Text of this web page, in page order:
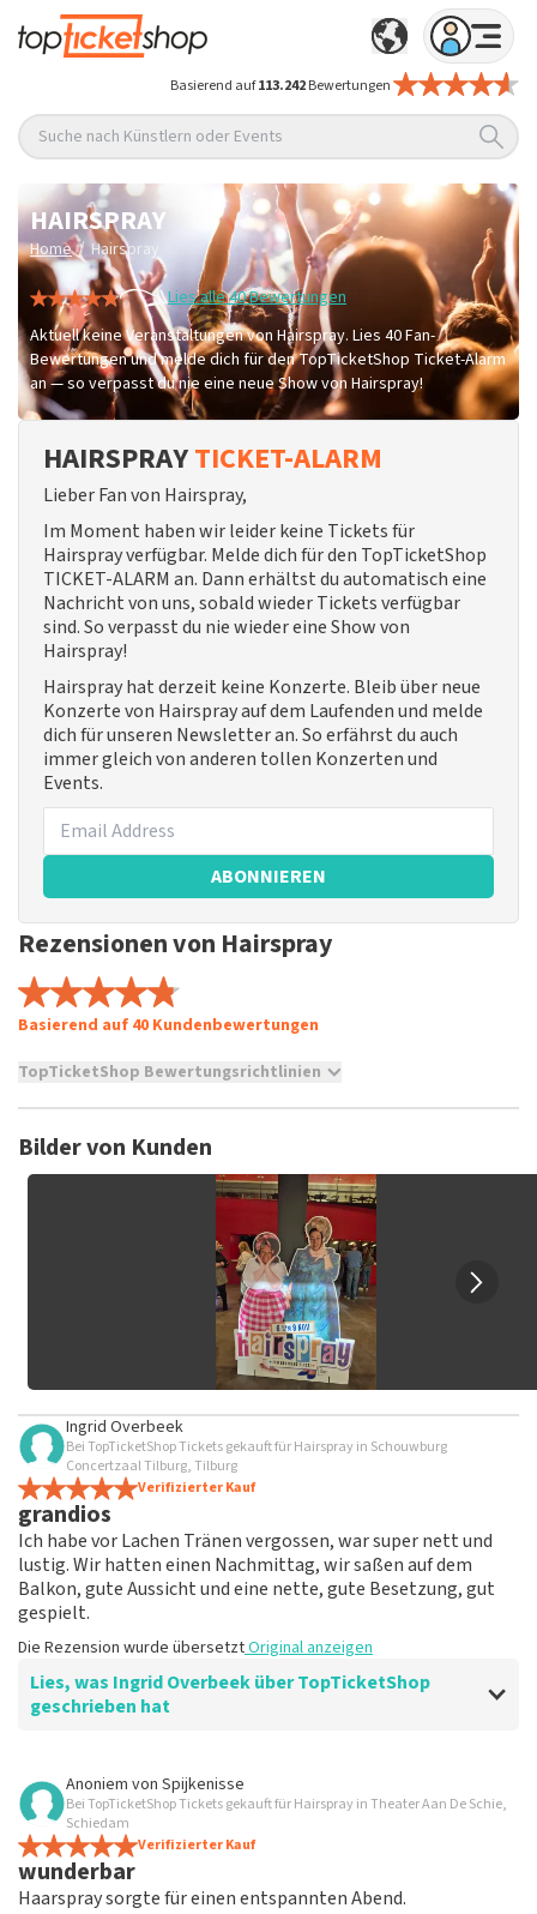
Basierend auf113.242Bewertungen
Suche nach Künstlern oder Events
HAIRSPRAY
Home / Hairspray
Lies alle 40 Bewertungen
Aktuell keine Veranstaltungen von Hairspray. Lies 40 Fan-
Bewertungen und melde dich für den TopTicketShop Ticket-Alarm
an — so verpasst du nie eine neue Show von Hairspray!
HAIRSPRAYTICKET-ALARM
Lieber Fan von Hairspray,
Im Moment haben wir leider keine Tickets für
Hairspray verfügbar. Melde dich für den TopTicketShop
TICKET-ALARM an. Dann erhältst du automatisch eine
Nachricht von uns, sobald wieder Tickets verfügbar
sind. So verpasst du nie wieder eine Show von
Hairspray!
Hairspray hat derzeit keine Konzerte. Bleib über neue
Konzerte von Hairspray auf dem Laufenden und melde
dich für unseren Newsletter an. So erfährst du auch
immer gleich von anderen tollen Konzerten und
Events.
ABONNIEREN
Rezensionen von Hairspray
Basierend auf 40 Kundenbewertungen
TopTicketShop Bewertungsrichtlinien
Es ist nicht möglich, eine Bewertung abzugeben, wenn du
beleidigender Sprache und/oder falschen Angaben werden
nicht veröffentlicht. Es kann einige Wochen dauern, bis eine
Bewertung veröffentlicht wird.
Bilder von Kunden
Ingrid Overbeek
Bei TopTicketShop Tickets gekauft für Hairspray in Schouwburg
Concertzaal Tilburg, Tilburg
Verifizierter Kauf
grandios
Ich habe vor Lachen Tränen vergossen, war super nett und
lustig. Wir hatten einen Nachmittag, wir saßen auf dem
Balkon, gute Aussicht und eine nette, gute Besetzung, gut
gespielt.
Die Rezension wurde übersetztOriginal anzeigen
Lies, was Ingrid Overbeek über TopTicketShop
geschrieben hat
Bewertung von Ingrid Overbeek über
gut
gut
Die Rezension wurde übersetzt
Anoniem von Spijkenisse
Bei TopTicketShop Tickets gekauft für Hairspray in Theater Aan De Schie,
Schiedam
Verifizierter Kauf
wunderbar
Haarspray sorgte für einen entspannten Abend.